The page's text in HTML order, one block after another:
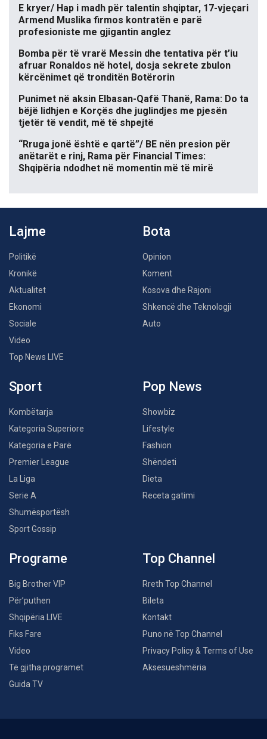
E kryer/ Hap i madh për talentin shqiptar, 17-vjeçari
Armend Muslika firmos kontratën e parë
profesioniste me gjigantin anglez
Bomba për të vrarë Messin dhe tentativa për t’iu
afruar Ronaldos në hotel, dosja sekrete zbulon
kërcënimet që tronditën Botërorin
Punimet në aksin Elbasan-Qafë Thanë, Rama: Do ta
bëjë lidhjen e Korçës dhe juglindjes me pjesën
tjetër të vendit, më të shpejtë
“Rruga jonë është e qartë”/ BE nën presion për
anëtarët e rinj, Rama për Financial Times:
Shqipëria ndodhet në momentin më të mirë
Lajme
Politikë
Kronikë
Aktualitet
Ekonomi
Sociale
Video
Top News LIVE
Bota
Opinion
Koment
Kosova dhe Rajoni
Shkencë dhe Teknologji
Auto
Sport
Kombëtarja
Kategoria Superiore
Kategoria e Parë
Premier League
La Liga
Serie A
Shumësportësh
Sport Gossip
Pop News
Showbiz
Lifestyle
Fashion
Shëndeti
Dieta
Receta gatimi
Programe
Big Brother VIP
Për’puthen
Shqipëria LIVE
Fiks Fare
Video
Të gjitha programet
Guida TV
Top Channel
Rreth Top Channel
Bileta
Kontakt
Puno në Top Channel
Privacy Policy & Terms of Use
Aksesueshmëria